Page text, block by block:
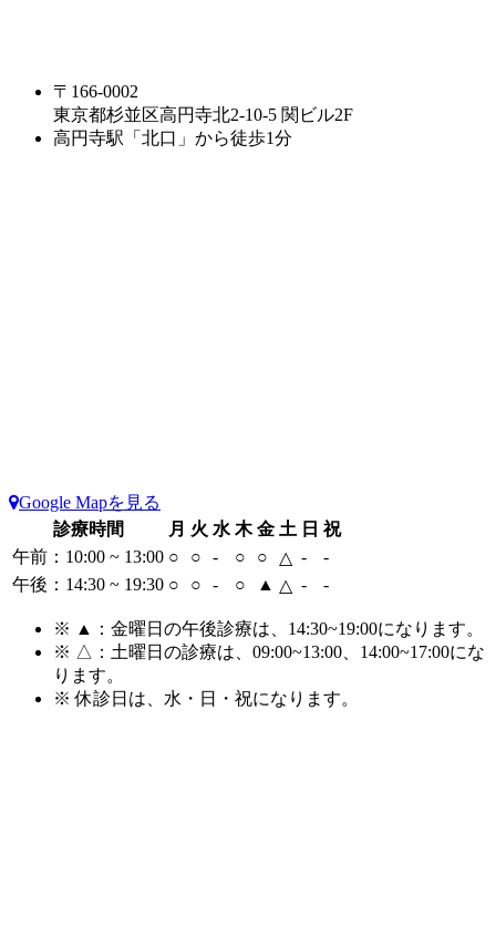
〒166-0002
東京都杉並区高円寺北2-10-5 関ビル2F
高円寺駅「北口」から徒歩1分
Google Mapを見る
診療時間
月 火 水 木 金 土 日 祝
午前：10:00 ~ 13:00 ○ ○ - ○ ○ △ -
-
午後：14:30 ~ 19:30 ○ ○ - ○ ▲ △ - -
※ ▲：金曜日の午後診療は、14:30~19:00になります。
※ △：土曜日の診療は、09:00~13:00、14:00~17:00にな
ります。
※ 休診日は、水・日・祝になります。